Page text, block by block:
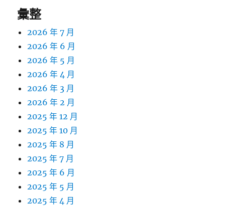
彙整
2026 年 7 月
2026 年 6 月
2026 年 5 月
2026 年 4 月
2026 年 3 月
2026 年 2 月
2025 年 12 月
2025 年 10 月
2025 年 8 月
2025 年 7 月
2025 年 6 月
2025 年 5 月
2025 年 4 月